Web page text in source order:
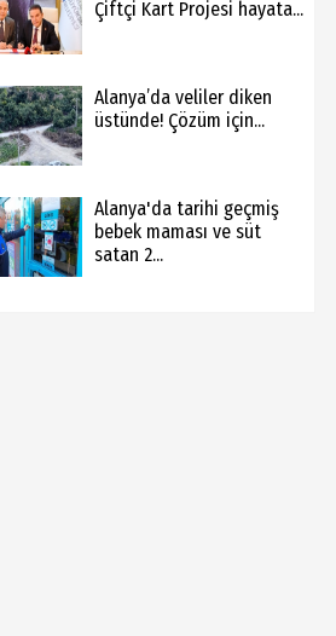
Çiftçi Kart Projesi hayata...
Alanya’da veliler diken
üstünde! Çözüm için...
Alanya'da tarihi geçmiş
bebek maması ve süt
satan 2...